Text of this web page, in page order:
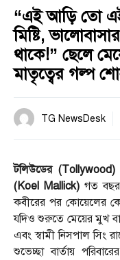
“এই আড়ি তো
মিষ্টি,
থাকে!” ছেলে
মাতৃত্বের গল্প
TG NewsDesk
টলিউডের (Tollywood)
(Koel Mallick) গত বছর
কবীরের পর কোয়েলের
যদিও শুরুতে মেয়ের মুখ
এবং স্বামী নিসপাল সিং
শুভেচ্ছা বার্তায়